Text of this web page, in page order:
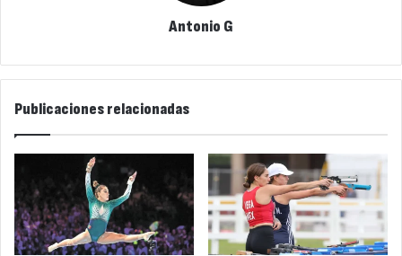
Antonio G
Publicaciones relacionadas